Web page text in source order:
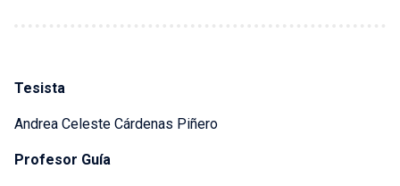
Tesista
Andrea Celeste Cárdenas Piñero
Profesor Guía